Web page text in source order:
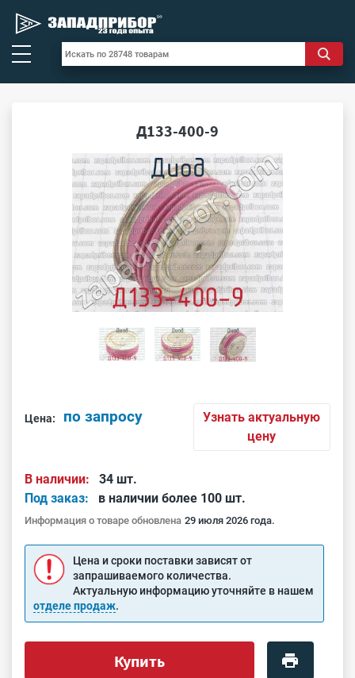
Д133-400-9
Цена: по запросу
Узнать актуальную
цену
В наличии:
34 шт.
Под заказ:
в наличии более 100 шт.
Информация о товаре обновлена 29 июля 2026 года.
Цена и сроки поставки зависят от
запрашиваемого количества.
Актуальную информацию уточняйте в нашем
отделе продаж.
Купить